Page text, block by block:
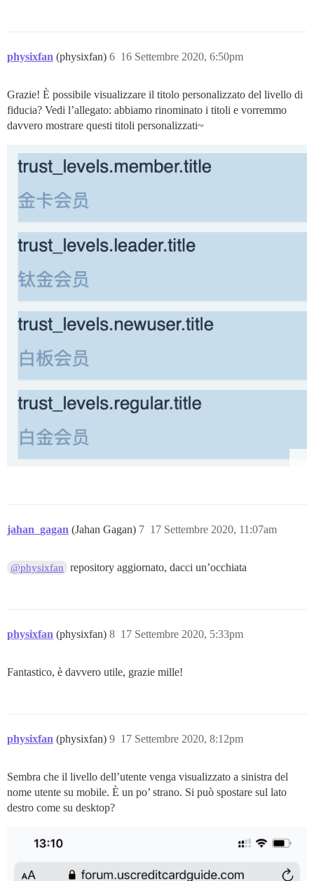
physixfan (physixfan) 16 Settembre 2020, 6:50pm
6
Grazie! È possibile visualizzare il titolo personalizzato del livello di
fiducia? Vedi l’allegato: abbiamo rinominato i titoli e vorremmo
davvero mostrare questi titoli personalizzati~
jahan_gagan (Jahan Gagan) 17 Settembre 2020, 11:07am
7
@physixfan repository aggiornato, dacci un’occhiata
physixfan (physixfan) 17 Settembre 2020, 5:33pm
8
Fantastico, è davvero utile, grazie mille!
physixfan (physixfan) 17 Settembre 2020, 8:12pm
9
Sembra che il livello dell’utente venga visualizzato a sinistra del
nome utente su mobile. È un po’ strano. Si può spostare sul lato
destro come su desktop?